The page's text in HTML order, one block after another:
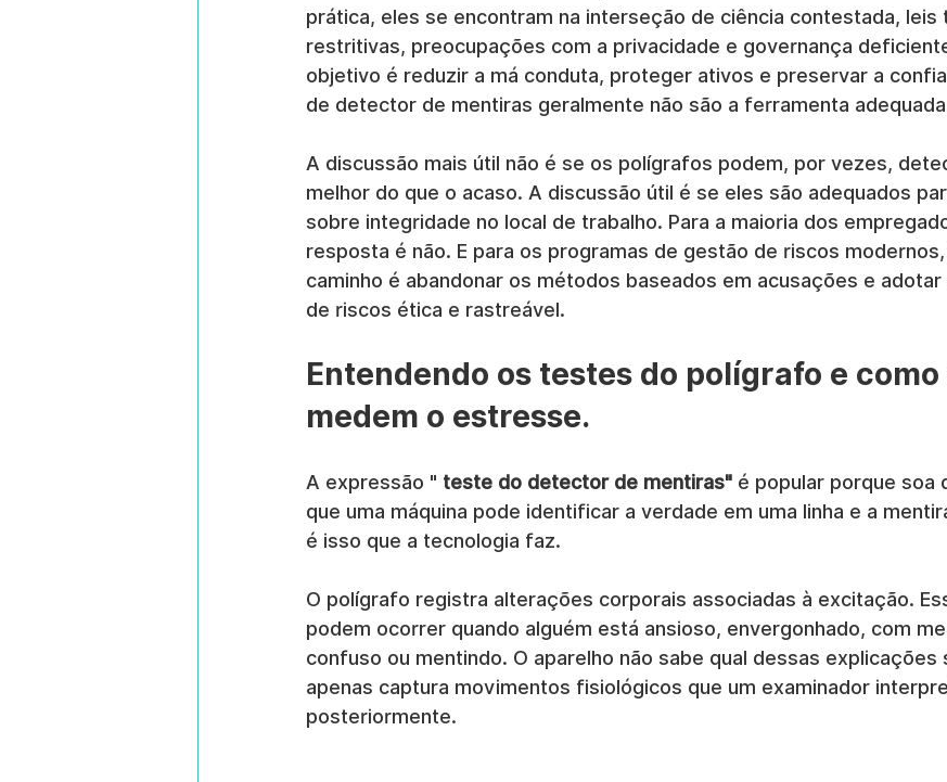
prática, eles se encontram na interseção de ciência contestada, leis
restritivas, preocupações com a privacidade e governança
objetivo é reduzir a má conduta, proteger ativos e preservar a
de detector de mentiras geralmente não são a ferramenta
A discussão mais útil não é se os polígrafos podem, por vezes,
melhor do que o acaso. A discussão útil é se eles são adequados
sobre integridade no local de trabalho. Para a maioria dos
resposta é não. E para os programas de gestão de riscos
caminho é abandonar os métodos baseados em acusações e
de riscos ética e rastreável.
Entendendo os testes do polígrafo e como
medem o estresse.
A expressão " teste do detector de mentiras" é popular porque soa
que uma máquina pode identificar a verdade em uma linha e a
é isso que a tecnologia faz.
O polígrafo registra alterações corporais associadas à excitação.
podem ocorrer quando alguém está ansioso, envergonhado, com
confuso ou mentindo. O aparelho não sabe qual dessas explicações
apenas captura movimentos fisiológicos que um examinador
posteriormente.